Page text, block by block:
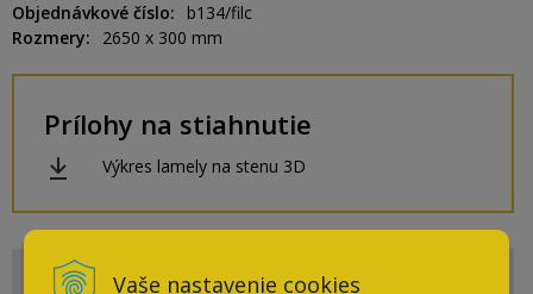
Vaše nastavenie cookies
Objednávkové číslo
b134/filc
Rozmery
2650 x 300 mm
Prílohy na stiahnutie
Výkres lamely na stenu 3D